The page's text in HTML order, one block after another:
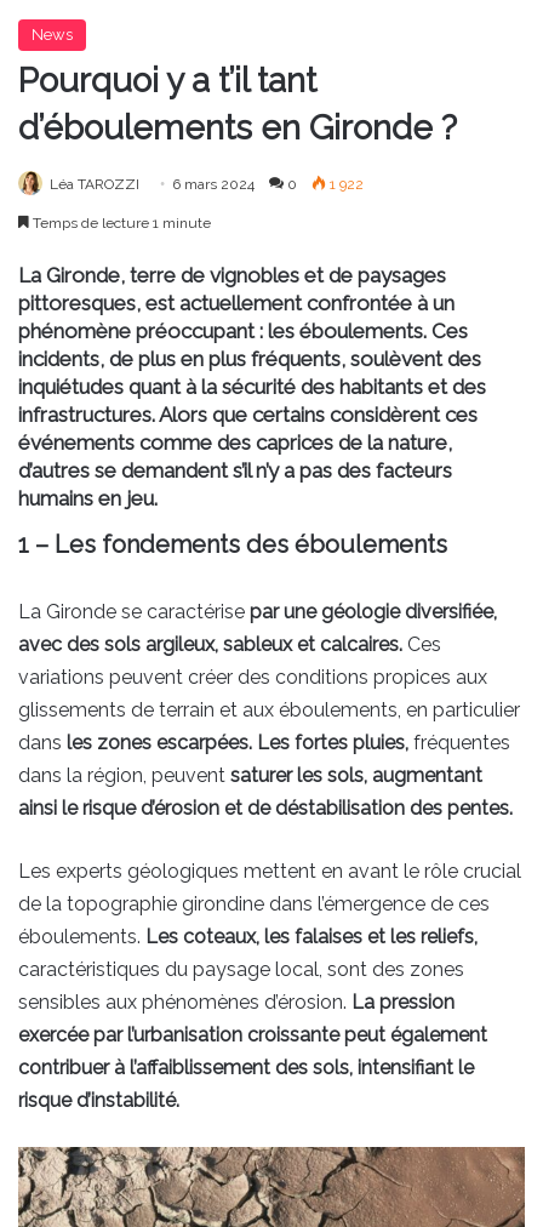
News
Pourquoi y a t’il tant
d’éboulements en Gironde ?
Léa TAROZZI 6 mars 2024 0 1 922
Temps de lecture 1 minute
La Gironde, terre de vignobles et de paysages
pittoresques, est actuellement confrontée à un
phénomène préoccupant : les éboulements. Ces
incidents, de plus en plus fréquents, soulèvent des
inquiétudes quant à la sécurité des habitants et des
infrastructures. Alors que certains considèrent ces
événements comme des caprices de la nature,
d’autres se demandent s’il n’y a pas des facteurs
humains en jeu.
1 – Les fondements des éboulements
La Gironde se caractérise par une géologie diversifiée,
avec des sols argileux, sableux et calcaires. Ces
variations peuvent créer des conditions propices aux
glissements de terrain et aux éboulements, en particulier
dans les zones escarpées. Les fortes pluies, fréquentes
dans la région, peuvent saturer les sols, augmentant
ainsi le risque d’érosion et de déstabilisation des pentes.
Les experts géologiques mettent en avant le rôle crucial
de la topographie girondine dans l’émergence de ces
éboulements. Les coteaux, les falaises et les reliefs,
caractéristiques du paysage local, sont des zones
sensibles aux phénomènes d’érosion. La pression
exercée par l’urbanisation croissante peut également
contribuer à l’affaiblissement des sols, intensifiant le
risque d’instabilité.